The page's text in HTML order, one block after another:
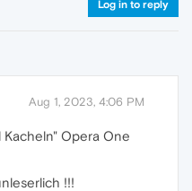
Log in to reply
Aug 1, 2023, 4:06 PM
Opera One
!!!